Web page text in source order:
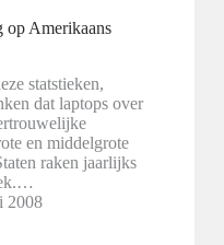
op Amerikaans
statstieken,
dat laptops over
en middelgrote
raken jaarlijks
2008